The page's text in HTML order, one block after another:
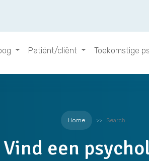
Patiënt/cliënt Toekomstige
Home Search
Vind een